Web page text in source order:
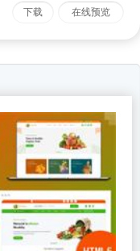
下载 在线预览